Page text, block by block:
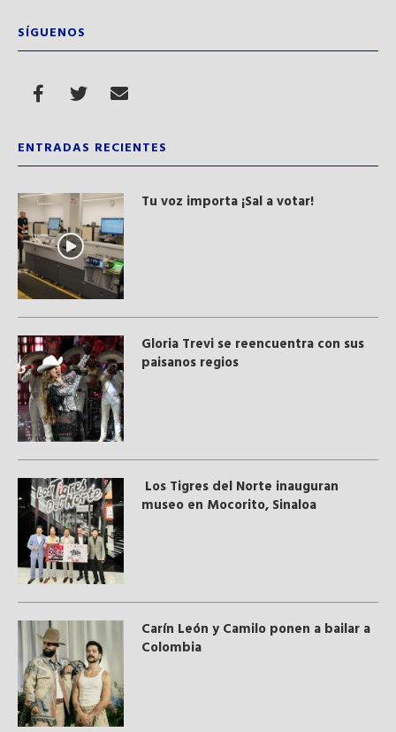
SÍGUENOS
ENTRADAS RECIENTES
Tu voz importa ¡Sal a votar!
Gloria Trevi se reencuentra con sus
paisanos regios
Los Tigres del Norte inauguran
museo en Mocorito, Sinaloa
Carín León y Camilo ponen a bailar a
Colombia